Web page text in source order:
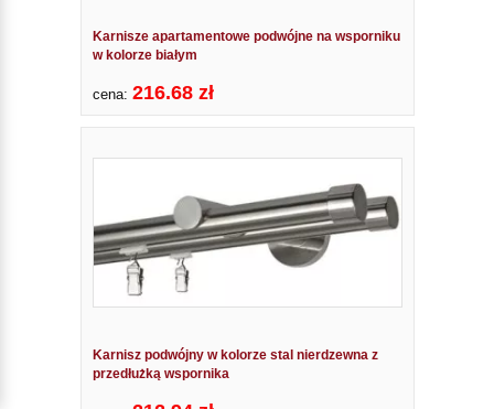
Karnisze apartamentowe podwójne na wsporniku
w kolorze białym
cena: 216.68 zł
Karnisz podwójny w kolorze stal nierdzewna z
przedłużką wspornika